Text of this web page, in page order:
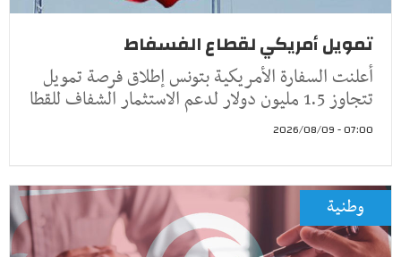
تمويل أمريكي لقطاع الفسفاط
أعلنت السفارة الأمريكية بتونس إطلاق فرصة تمويل
تتجاوز 1.5 مليون دولار لدعم الاستثمار الشفاف للقطا
07:00 - 2026/08/09
وطنية